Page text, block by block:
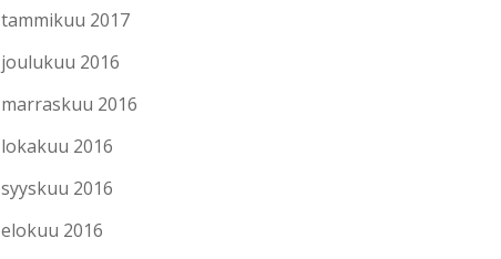
tammikuu 2017
joulukuu 2016
marraskuu 2016
lokakuu 2016
syyskuu 2016
elokuu 2016